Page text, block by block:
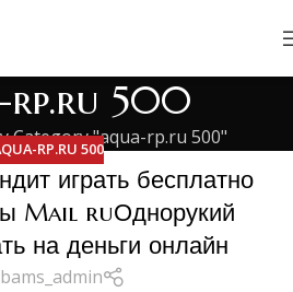
rp.ru 500
Category "aqua-rp.ru 500"
RP.RU 500
играть бесплатно
Mail ruОднорукий
на деньги онлайн